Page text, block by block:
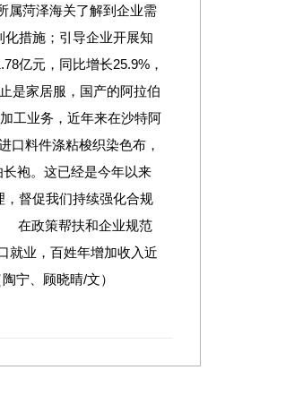
菏泽海关了解到企业需
化措施；引导企业开展知
亿元，同比增长25.9%，
家居服，国产的阿拉伯
工业务，近年来在沙特阿
口料件涤粘梭织染色布，
袍。这已经是今年以来
督促我们持续强化合规
在政策帮扶和企业规范
就业，百姓年增加收入近
宁、顾晓晴/文）